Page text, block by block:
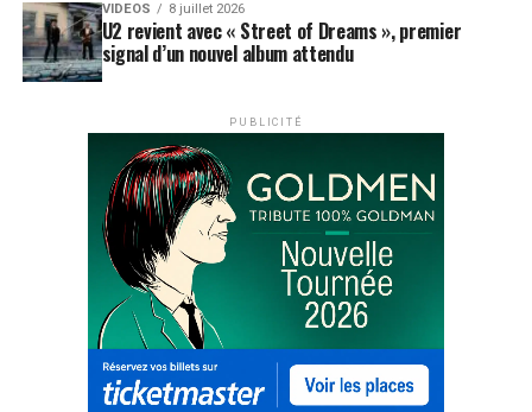
VIDEOS 8 juillet 2026
U2 revient avec « Street of Dreams », premier
signal d’un nouvel album attendu
PUBLICITÉ